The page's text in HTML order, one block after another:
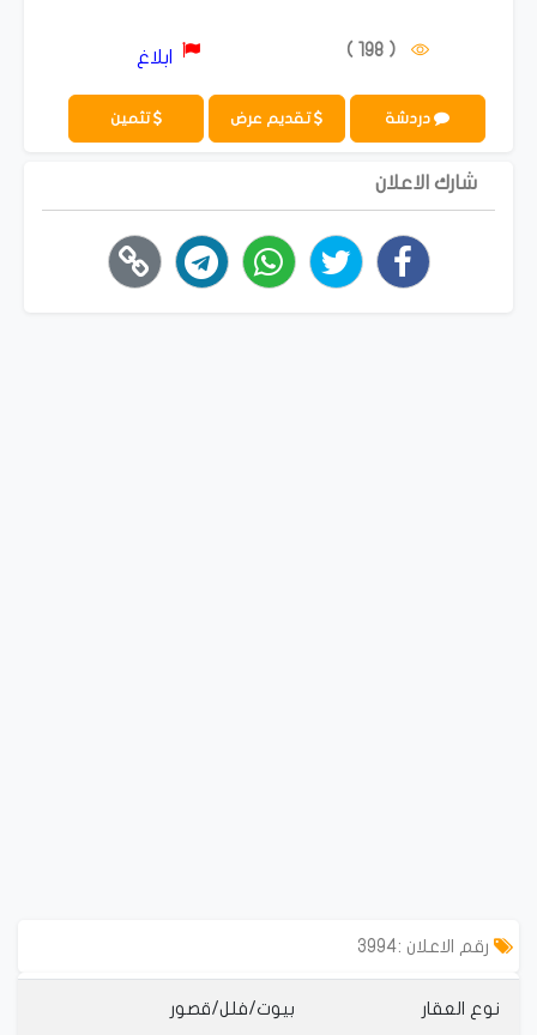
( 198 ) ابلاغ
دردشة تقديم عرض تثمين
شارك الاعلان
رقم الاعلان :3994
بيوت/فلل/قصور